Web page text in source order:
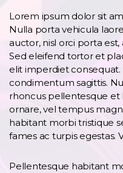
Lorem ipsum dolor sit
Nulla porta vehicula
auctor, nisl orci porta
Sed eleifend tortor et
elit imperdiet
condimentum sagittis.
rhoncus pellentesque et
ornare, vel tempus
habitant morbi tristique
fames ac turpis egestas.
Pellentesque habitant